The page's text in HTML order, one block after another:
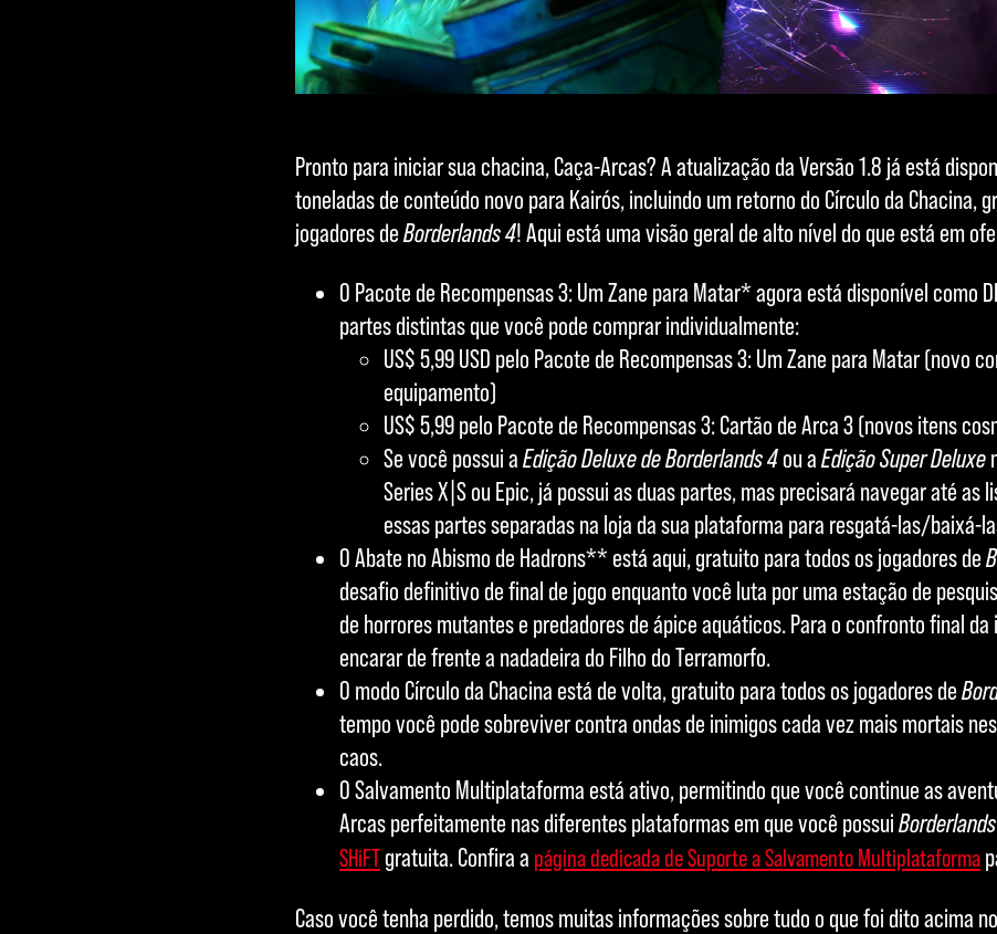
Pronto para iniciar sua chacina, Caça-Arcas? A atualização da Versão 1.8 já está
toneladas de conteúdo novo para Kairós, incluindo um retorno do Círculo da Chacina,
jogadores deBorderlands 4! Aqui está uma visão geral de alto nível do que está em
O Pacote de Recompensas 3: Um Zane para Matar* agora está disponível como
partes distintas que você pode comprar individualmente:
US$ 5,99 USD pelo Pacote de Recompensas 3: Um Zane para Matar (novo
equipamento)
US$ 5,99 pelo Pacote de Recompensas 3: Cartão de Arca 3 (novos itens
Se você possui aEdição Deluxe de Borderlands 4ou aEdição Super Deluxe
Series X|S ou Epic, já possui as duas partes, mas precisará navegar até as
essas partes separadas na loja da sua plataforma para resgatá-las/baixá-
O Abate no Abismo de Hadrons** está aqui, gratuito para todos os jogadores de
desafio definitivo de final de jogo enquanto você luta por uma estação de
de horrores mutantes e predadores de ápice aquáticos. Para o confronto final
encarar de frente a nadadeira do Filho do Terramorfo.
O modo Círculo da Chacina está de volta, gratuito para todos os jogadores de
tempo você pode sobreviver contra ondas de inimigos cada vez mais mortais
caos.
O Salvamento Multiplataforma está ativo, permitindo que você continue as
Arcas perfeitamente nas diferentes plataformas em que você possui
SHiFT gratuita. Confira a página dedicada de Suporte a Salvamento Multiplataforma
Caso você tenha perdido, temos muitas informações sobre tudo o que foi dito acima